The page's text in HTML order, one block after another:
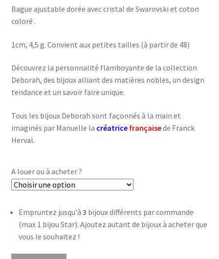
€0,00
€25,00
Bague ajustable dorée avec cristal de Swarovski et coton
coloré .
1cm, 4,5 g. Convient aux petites tailles (à partir de 48)
Découvrez la personnalité flamboyante de la collection
Deborah, des bijoux alliant des matières nobles, un design
tendance et un savoir faire unique.
Tous les bijoux Deborah sont façonnés à la main et
imaginés par Manuelle la créatrice françaisede Franck
Herval.
A louer ou à acheter ?
Empruntez jusqu'à 3 bijoux différents par commande
(max 1 bijou Star). Ajoutez autant de bijoux à acheter que
vous le souhaitez !